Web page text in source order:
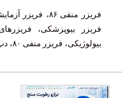
بیولوژیکی، فریزر منفی ۸۰، دپ فریز (Deep Fre